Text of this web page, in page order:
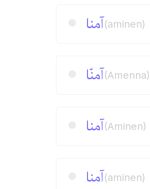
آمنا(aminen)
آمنّا(Amenna)
آمنا(Aminen)
آمنا(aminen)